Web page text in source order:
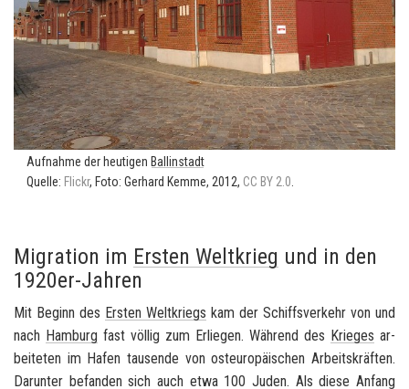
Auf­nah­me der heu­ti­gen Ball­in­stadt
Quel­le: Flickr, Foto: Ger­hard Kemme, 2012, CC BY 2.0
Migration im Ersten Weltkrieg und in den
1920er-Jahren
Mit Be­ginn des Ers­ten Welt­kriegs kam der Schiffs­ver­kehr von und
nach Ham­burg fast völ­lig zum Er­lie­gen. Wäh­rend des Krie­ges ar­
bei­te­ten im Hafen tau­sen­de von ost­eu­ro­päi­schen Ar­beits­kräf­ten.
Dar­un­ter be­fan­den sich auch etwa 100 Juden. Als diese An­fang